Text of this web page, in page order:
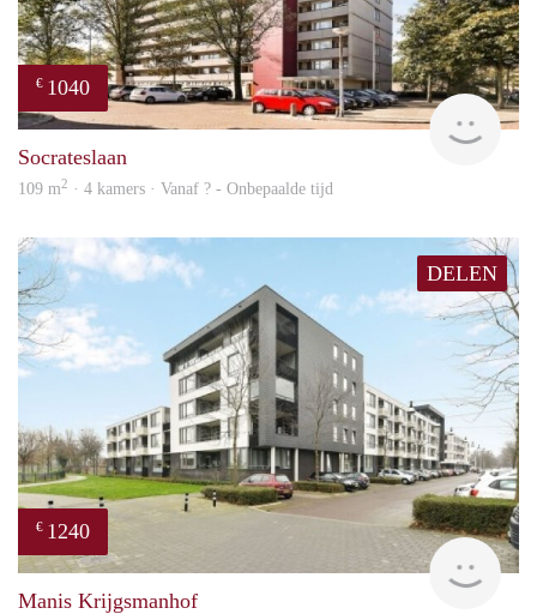
€ 1040
Socrateslaan
109 m2 · 4 kamers · Vanaf ? - Onbepaalde tijd
DELEN
€ 1240
Manis Krijgsmanhof